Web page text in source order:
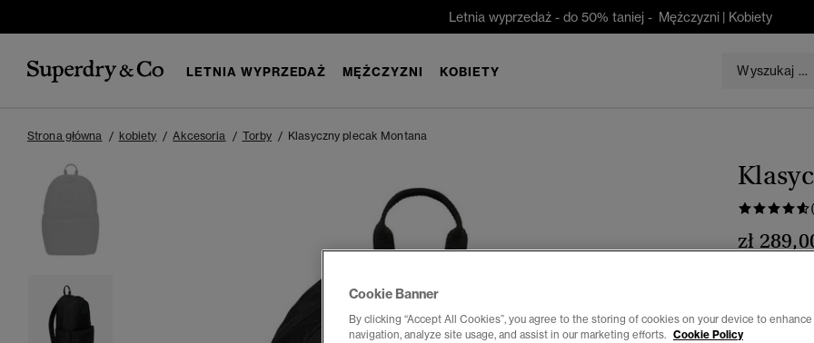
Letnia wyprzedaż - do 50% taniej - Mężczyzni | Kobiety
LETNIA WYPRZEDAŻ MĘŻCZYZNI KOBIETY
Strona główna kobiety Akcesoria Torby Klasyczny plecak Montana
zł
Cookie Banner
By clicking “Accept All Cookies”, you agree to the storing of cookies on your device to
navigation, analyze site usage, and assist in our marketing efforts. Cookie Policy